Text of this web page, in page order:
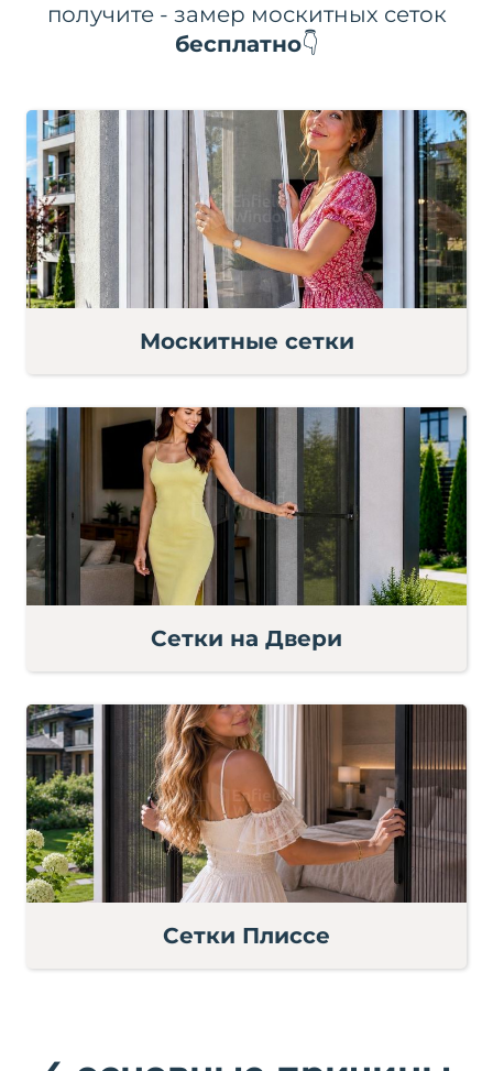
получите - замер москитных сеток
бесплатно👇
Москитные сетки
Сетки на Двери
Сетки Плиссе